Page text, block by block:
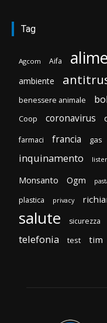
Tag
Agcom Aifa
ambiente
benessere animale
Coop coronavirus
farmaci francia gas
inquinamento
Monsanto Ogm
plastica privacy
salute sicurezza
telefonia test tim